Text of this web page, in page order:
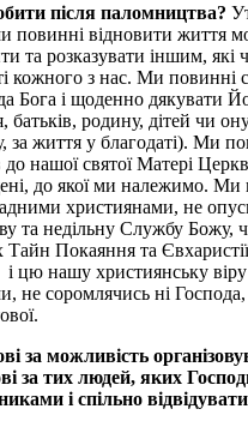
після паломництва?
повинні відновити життя
та розказувати іншим, які
кожного з нас. Ми повинні
Бога і щоденно дякувати
батьків, родину, дітей чи
за життя у благодаті). Ми
нашої святої Матері
до якої ми належимо. Ми
християнами, не
та недільну Службу Божу,
Тайн Покаяння та
цю нашу християнську віру
не соромлячись ні
за можливість
за тих людей, яких
і спільно